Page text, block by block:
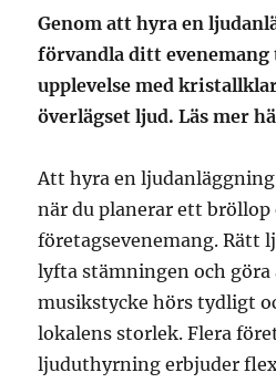
Genom att hyra en
förvandla ditt
upplevelse med
överlägset ljud. Läs mer
Att hyra en
när du planerar ett bröllop
företagsevenemang. Rätt
lyfta stämningen och göra
musikstycke hörs tydligt
lokalens storlek. Flera
ljuduthyrning erbjuder